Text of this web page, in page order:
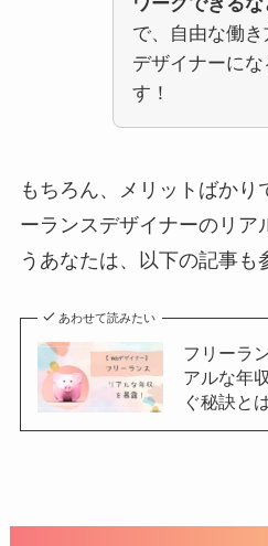
で、自由な働
デザイナーに
す！
もちろん、メリットばかり
ーランスデザイナーのリア
うあなたは、以下の記事も
あわせて読みたい
フリーラ
アルな年
ぐ秘訣と